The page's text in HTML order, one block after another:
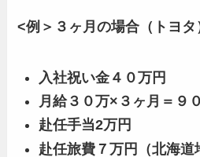
<例＞３ヶ月の場合（トヨタ
入社祝い金４０万円
月給３０万×３ヶ月＝９
赴任手当2万円
赴任旅費７万円（北海道